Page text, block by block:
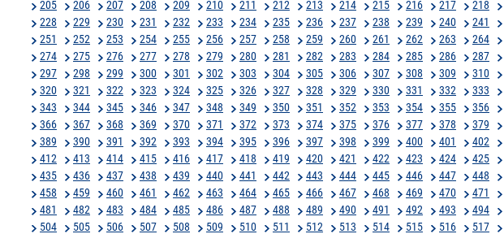
205
206 207 208 209 210 211 212 213 214 215 216 217 218
228
229 230 231 232 233 234 235 236 237 238 239 240 241
251
252 253 254 255 256 257 258 259 260 261 262 263 264
274
275 276 277 278 279 280 281 282 283 284 285 286 287
297
298 299 300 301 302 303 304 305 306 307 308 309 310
320
321 322 323 324 325 326 327 328 329 330 331 332 333
343
344 345 346 347 348 349 350 351 352 353 354 355 356
366
367 368 369 370 371 372 373 374 375 376 377 378 379
389
390 391 392 393 394 395 396 397 398 399 400 401 402
412
413 414 415 416 417 418 419 420 421 422 423 424 425
435
436 437 438 439 440 441 442 443 444 445 446 447 448
458
459 460 461 462 463 464 465 466 467 468 469 470 471
481
482 483 484 485 486 487 488 489 490 491 492 493 494
504
505 506 507 508 509 510 511 512 513 514 515 516 517